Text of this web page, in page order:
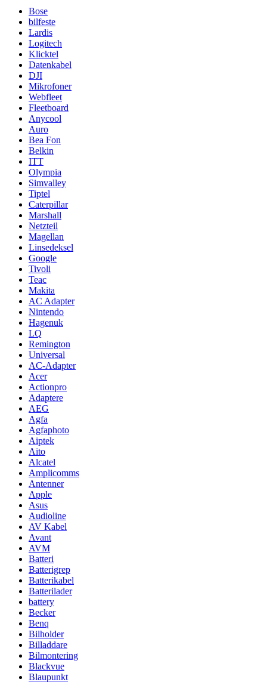
Bose
bilfeste
Lardis
Logitech
Klicktel
Datenkabel
DJI
Mikrofoner
Webfleet
Fleetboard
Anycool
Auro
Bea Fon
Belkin
ITT
Olympia
Simvalley
Tiptel
Caterpillar
Marshall
Netzteil
Magellan
Linsedeksel
Google
Tivoli
Teac
Makita
AC Adapter
Nintendo
Hagenuk
LQ
Remington
Universal
AC-Adapter
Acer
Actionpro
Adaptere
AEG
Agfa
Agfaphoto
Aiptek
Aito
Alcatel
Amplicomms
Antenner
Apple
Asus
Audioline
AV Kabel
Avant
AVM
Batteri
Batterigrep
Batterikabel
Batterilader
battery
Becker
Benq
Bilholder
Billaddare
Bilmontering
Blackvue
Blaupunkt